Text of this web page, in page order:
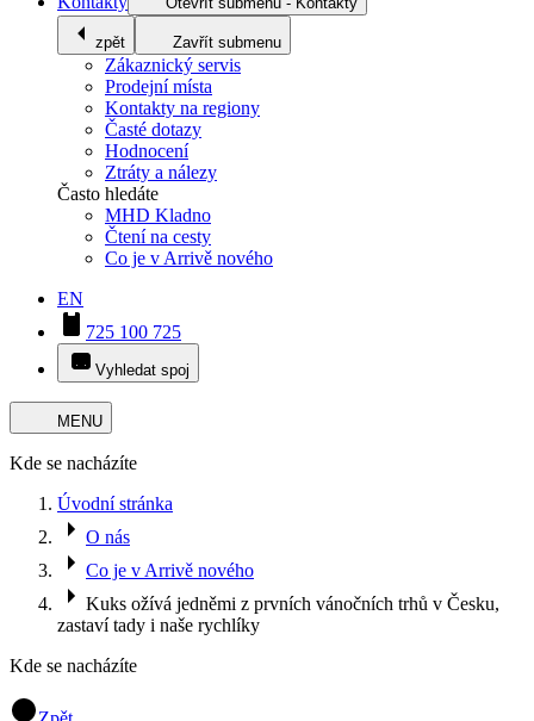
zpět Zavřít submenu
Zákaznický servis
Prodejní místa
Kontakty na regiony
Časté dotazy
Hodnocení
Ztráty a nálezy
Často hledáte
MHD Kladno
Čtení na cesty
Co je v Arrivě nového
EN
725 100 725
Vyhledat spoj
MENU
Kde se nacházíte
Úvodní stránka
O nás
Co je v Arrivě nového
Kuks ožívá jedněmi z prvních vánočních trhů v Česku,
zastaví tady i naše rychlíky
Kde se nacházíte